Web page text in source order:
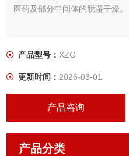
医药及部分中间体的脱湿干燥。
产品型号：XZG
更新时间：2026-03-01
产品咨询
产品分类